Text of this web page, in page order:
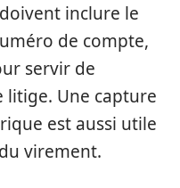
inclure le
de compte,
servir de
litige. Une capture
est aussi utile
virement.